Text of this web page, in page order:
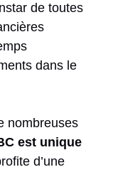
de toutes
dans le
nombreuses
est unique
d’une